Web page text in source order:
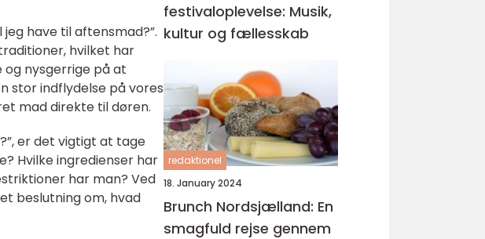
have til aftensmad?”.
hvilket har
nysgerrige på at
stor indflydelse på vores
mad direkte til døren.
er det vigtigt at tage
Hvilke ingredienser har
har man? Ved
beslutning om, hvad
festivaloplevelse: Musik,
kultur og fællesskab
redaktionel
18. January 2024
Brunch Nordsjælland: En
smagfuld rejse gennem